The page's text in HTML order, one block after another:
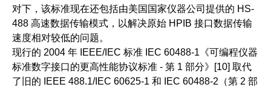
对下，该标准现在还包括由美国国家仪器公司提供的 HS-
488 高速数据传输模式，以解决原始 HPIB 接口数据传输
速度相对较低的问题。
现行的 2004 年 IEEE/IEC 标准 IEC 60488-1《可编程仪器
标准数字接口的更高性能协议标准 - 第 1 部分》[10] 取代
了旧的 IEEE 488.1/IEC 60625-1 和 IEC 60488-2（第 2 部